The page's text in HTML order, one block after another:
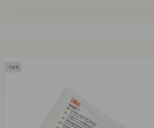
14